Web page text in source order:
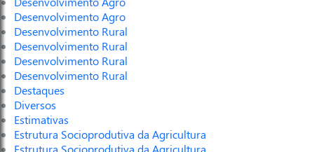
Desenvolvimento Agro
Desenvolvimento Rural
Desenvolvimento Rural
Desenvolvimento Rural
Desenvolvimento Rural
Destaques
Diversos
Estimativas
Estrutura Socioprodutiva da Agricultura
Estrutura Socioprodutiva da Agricultura